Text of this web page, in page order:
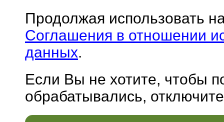
Продолжая использовать
Соглашения в отношении
данных.
Если Вы не хотите, чтобы
обрабатывались,